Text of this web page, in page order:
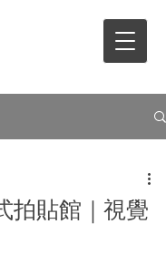
拍貼館｜視覺